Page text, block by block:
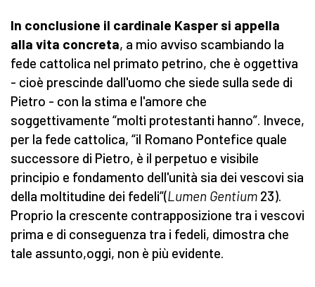
In conclusione il cardinale Kasper si appella
alla vita concreta, a mio avviso scambiando la
fede cattolica nel primato petrino, che è oggettiva
- cioè prescinde dall'uomo che siede sulla sede di
Pietro - con la stima e l'amore che
soggettivamente “molti protestanti hanno”. Invece,
per la fede cattolica, “il Romano Pontefice quale
successore di Pietro, è il perpetuo e visibile
principio e fondamento dell'unità sia dei vescovi sia
della moltitudine dei fedeli”(Lumen Gentium 23).
Proprio la crescente contrapposizione tra i vescovi
prima e di conseguenza tra i fedeli, dimostra che
tale assunto,oggi, non è più evidente.